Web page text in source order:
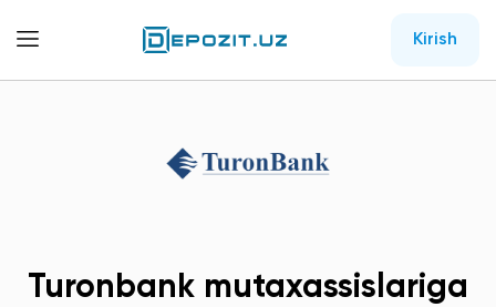
Kirish
Turonbank mutaxassislariga